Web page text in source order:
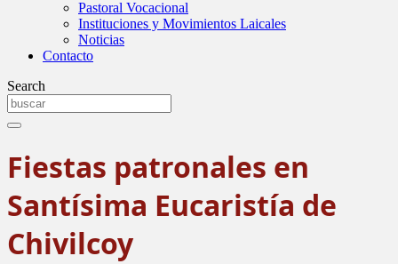
Pastoral Vocacional
Instituciones y Movimientos Laicales
Noticias
Contacto
Search
Fiestas patronales en
Santísima Eucaristía de
Chivilcoy